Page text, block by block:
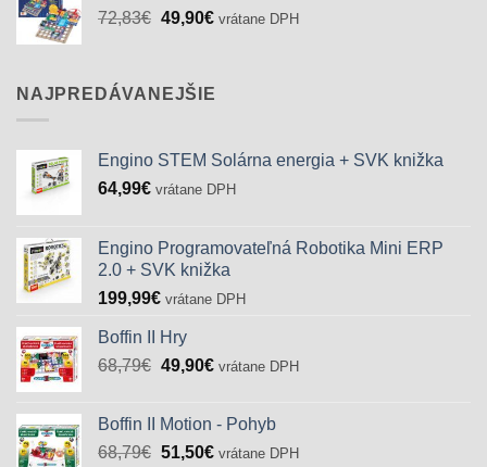
72,83€ Pôvodná
72,83€.
49,90€Aktuálna
49,90€.
vrátane DPH
NAJPREDÁVANEJŠIE
Engino STEM Solárna energia + SVK knižka
64,99€ vrátane DPH
Engino Programovateľná Robotika Mini ERP
2.0 + SVK knižka
199,99€ vrátane DPH
Boffin II Hry
68,79€ Pôvodná
68,79€.
49,90€Aktuálna
49,90€.
vrátane DPH
Boffin II Motion - Pohyb
68,79€ Pôvodná
51,50€Aktuálna
vrátane DPH